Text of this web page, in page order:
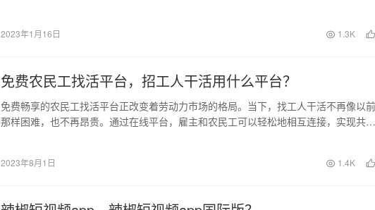
2023年1月16日 1.3K
免费农民工找活平台，招工人干活用什么平台？
免费畅享的农民工找活平台正改变着劳动力市场的格局。当下，找工人干活不再像以前
那样困难，也不再昂贵。通过在线平台，雇主和农民工可以轻松地相互连接，实现共赢
2023年8月1日 1.4K